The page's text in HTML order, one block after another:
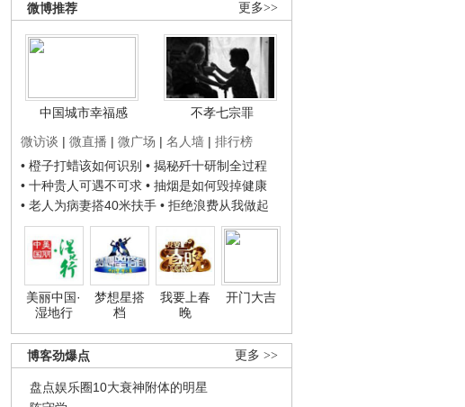
更多>>
微博推荐
中国城市幸福感
不孝七宗罪
微访谈 | 微直播 | 微广场 | 名人墙 | 排行榜
• 橙子打蜡该如何识别 • 揭秘歼十研制全过程
• 十种贵人可遇不可求 • 抽烟是如何毁掉健康
• 老人为病妻搭40米扶手 • 拒绝浪费从我做起
美丽中国·
湿地行
梦想星搭
档
我要上春
晚
开门大吉
更多 >>
博客劲爆点
盘点娱乐圈10大衰神附体的明星